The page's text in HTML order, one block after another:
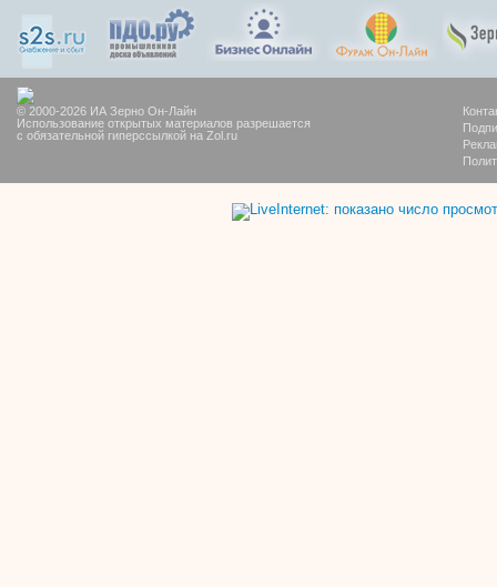
© 2000-2026 ИА Зерно Он-Лайн
Использование открытых материалов разрешается
с обязательной гиперссылкой на Zol.ru